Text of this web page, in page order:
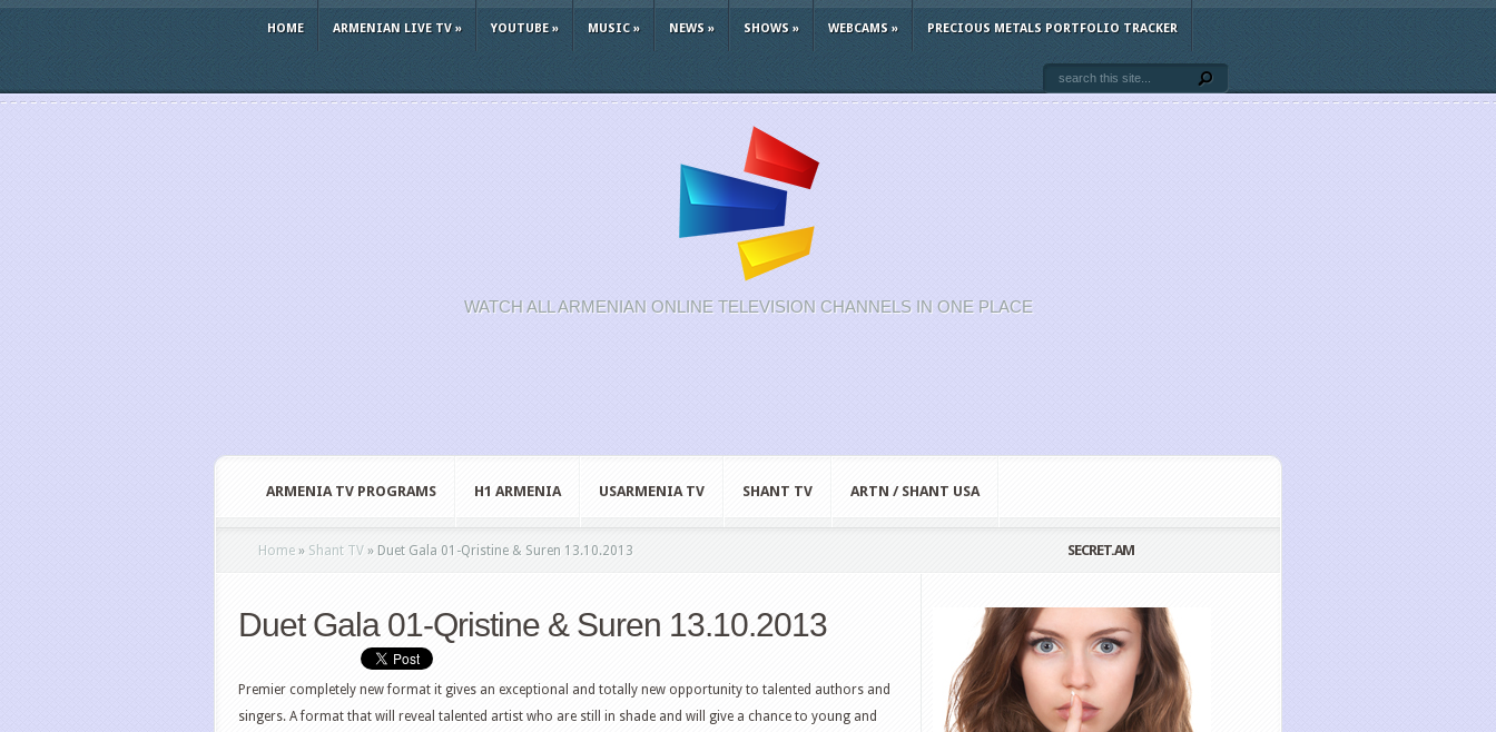
HOME ARMENIAN LIVE TV» YOUTUBE» MUSIC» NEWS » SHOWS » WEBCAMS » PRECIOUS METALS PORTFOLIO TRACKER
WATCH ALL ARMENIAN ONLINE TELEVISION CHANNELS IN ONE PLACE
ARMENIA TV PROGRAMS H1 ARMENIA USARMENIA TV SHANT TV ARTN / SHANT USA
Home » Shant TV » Duet Gala 01-Qristine & Suren 13.10.2013
Duet Gala 01-Qristine & Suren 13.10.2013
Premier completely new format it gives an exceptional and totally new opportunity to talented authors and
singers. A format that will reveal talented artist who are still in shade and will give a chance to young and
SECRET.AM